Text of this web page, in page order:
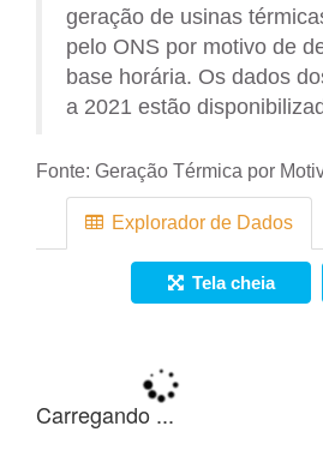
geração de usinas
pelo ONS por motivo de
base horária. Os dados
a 2021 estão
Fonte: Geração Térmica por
Explorador de Dados
Tela cheia